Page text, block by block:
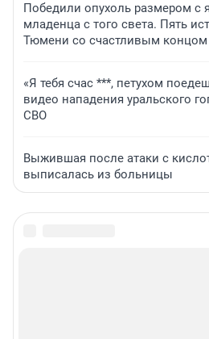
Победили опухоль размером с
младенца с того света. Пять
Тюмени со счастливым концом
«Я тебя счас ***, петухом
видео нападения уральского
СВО
Выжившая после атаки с
выписалась из больницы